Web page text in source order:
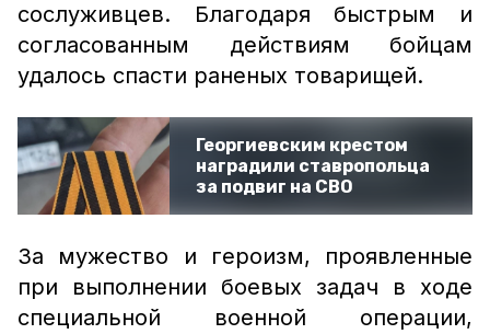
сослуживцев. Благодаря быстрым и
согласованным действиям бойцам
удалось спасти раненых товарищей.
Георгиевским крестом
наградили ставропольца
за подвиг на СВО
За мужество и героизм, проявленные
при выполнении боевых задач в ходе
специальной военной операции,